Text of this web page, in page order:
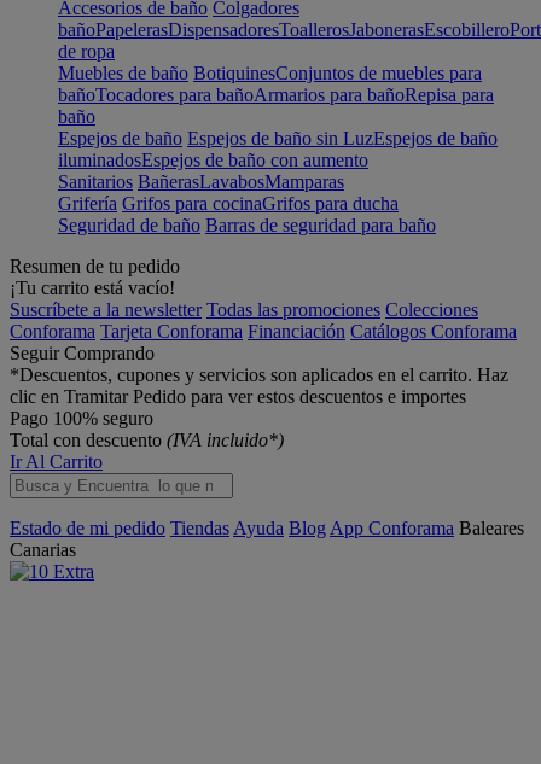
Accesorios de baño Colgadores
bañoPapelerasDispensadoresToallerosJabonerasEscobillero
de ropa
Muebles de baño BotiquinesConjuntos de muebles para
bañoTocadores para bañoArmarios para bañoRepisa para
baño
Espejos de baño Espejos de baño sin LuzEspejos de baño
iluminadosEspejos de baño con aumento
Sanitarios BañerasLavabosMamparas
Grifería Grifos para cocinaGrifos para ducha
Seguridad de baño Barras de seguridad para baño
Resumen de tu pedido
¡Tu carrito está vacío!
Suscríbete a la newsletter Todas las promociones Colecciones
Conforama Tarjeta Conforama Financiación Catálogos Conforama
Seguir Comprando
*Descuentos, cupones y servicios son aplicados en el carrito. Haz
clic en Tramitar Pedido para ver estos descuentos e importes
Pago 100% seguro
Total con descuento (IVA incluido*)
Ir Al Carrito
Estado de mi pedido Tiendas Ayuda Blog App Conforama Baleares
Canarias